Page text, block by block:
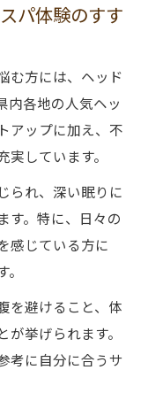
パ体験のすす
む方には、ヘッド
内各地の人気ヘッ
アップに加え、不
しています。
られ、深い眠りに
す。特に、日々の
感じている方に
を避けること、体
挙げられます。
考に自分に合うサ